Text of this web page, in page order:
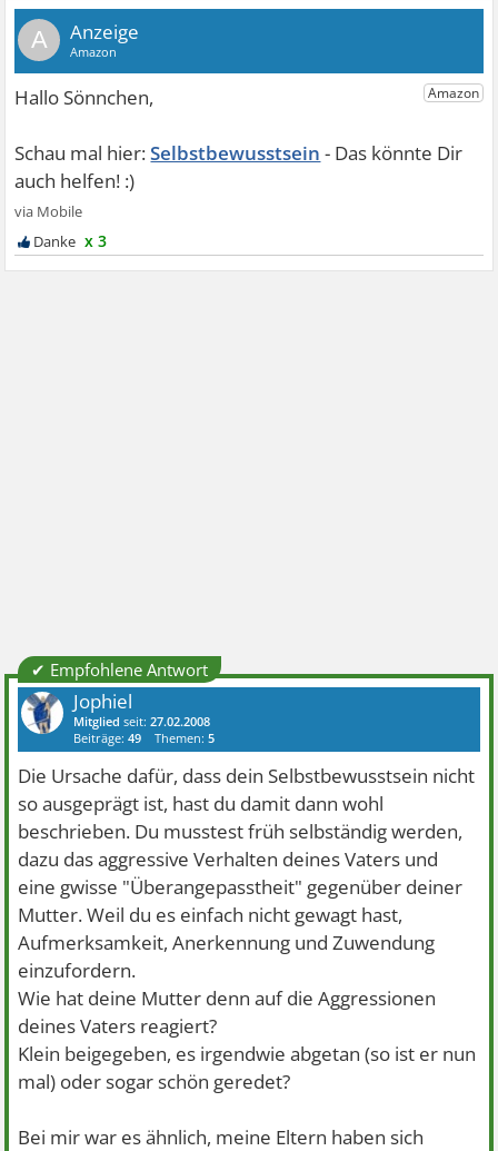
A
Selbstbewusstsein
x 3
✔ Empfohlene Antwort
Jophiel
Mitglied seit:27.02.2008
Beiträge:49 Themen:5
Die Ursache dafür, dass dein Selbstbewusstsein nicht
so ausgeprägt ist, hast du damit dann wohl
beschrieben. Du musstest früh selbständig werden,
dazu das aggressive Verhalten deines Vaters und
eine gwisse "Überangepasstheit" gegenüber deiner
Mutter. Weil du es einfach nicht gewagt hast,
Aufmerksamkeit, Anerkennung und Zuwendung
einzufordern.
Wie hat deine Mutter denn auf die Aggressionen
deines Vaters reagiert?
Klein beigegeben, es irgendwie abgetan (so ist er nun
mal) oder sogar schön geredet?
Bei mir war es ähnlich, meine Eltern haben sich